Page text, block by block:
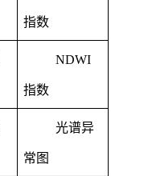
指数
NDWI
指数
光谱异
常图